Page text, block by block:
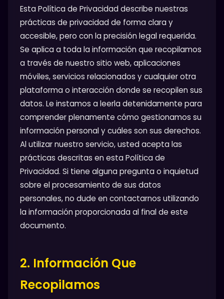
Esta Política de Privacidad describe nuestras
prácticas de privacidad de forma clara y
accesible, pero con la precisión legal requerida.
Se aplica a toda la información que recopilamos
a través de nuestro sitio web, aplicaciones
móviles, servicios relacionados y cualquier otra
plataforma o interacción donde se recopilen sus
datos. Le instamos a leerla detenidamente para
comprender plenamente cómo gestionamos su
información personal y cuáles son sus derechos.
Al utilizar nuestro servicio, usted acepta las
prácticas descritas en esta Política de
Privacidad. Si tiene alguna pregunta o inquietud
sobre el procesamiento de sus datos
personales, no dude en contactarnos utilizando
la información proporcionada al final de este
documento.
2. Información Que
Recopilamos